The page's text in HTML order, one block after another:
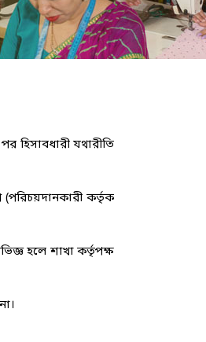
হিসাবধারী যথারীতি
(পরিচয়দানকারী কর্তৃক
হলে শাখা কর্তৃপক্ষ